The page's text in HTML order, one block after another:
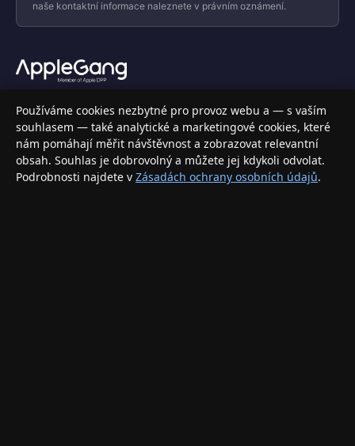
naše kontaktní informace naleznete v právním oznámení.
Váš specializovaný obchod s Apple produkty, příslušenstvím a
elektronikou. Nakupujte bezpečně a s jistotou.
INFORMACE
Doprava a doručení
Používáme cookies nezbytné pro provoz webu a — s vaším
souhlasem — také analytické a marketingové cookies, které
nám pomáhají měřit návštěvnost a zobrazovat relevantní
obsah. Souhlas je dobrovolný a můžete jej kdykoli odvolat.
Podrobnosti najdete v Zásadách ochrany osobních údajů.